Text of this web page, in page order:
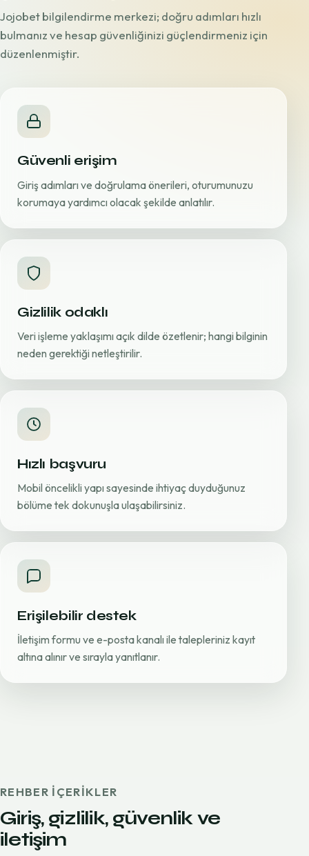
Jojobet bilgilendirme merkezi; doğru adımları hızlı
bulmanız ve hesap güvenliğinizi güçlendirmeniz için
düzenlenmiştir.
Güvenli erişim
Giriş adımları ve doğrulama önerileri, oturumunuzu
korumaya yardımcı olacak şekilde anlatılır.
Gizlilik odaklı
Veri işleme yaklaşımı açık dilde özetlenir; hangi bilginin
neden gerektiği netleştirilir.
Hızlı başvuru
Mobil öncelikli yapı sayesinde ihtiyaç duyduğunuz
bölüme tek dokunuşla ulaşabilirsiniz.
Erişilebilir destek
İletişim formu ve e-posta kanalı ile talepleriniz kayıt
altına alınır ve sırayla yanıtlanır.
REHBER IÇERIKLER
Giriş, gizlilik, güvenlik ve
iletişim